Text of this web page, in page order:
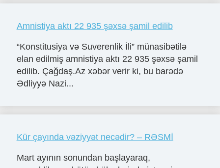
Amnistiya aktı 22 935 şəxsə şamil edilib
“Konstitusiya və Suverenlik İli” münasibətilə
elan edilmiş amnistiya aktı 22 935 şəxsə şamil
edilib. Çağdaş.Az xəbər verir ki, bu barədə
Ədliyyə Nazi...
Kür çayında vəziyyət necədir? – RƏSMİ
Mart ayının sonundan başlayaraq,